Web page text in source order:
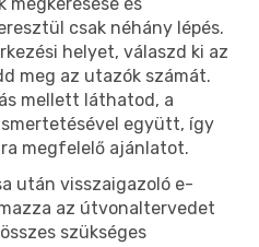
csak néhány lépés.
helyet, válaszd ki az
meg az utazók számát.
mellett láthatod, a
együtt, így
megfelelő ajánlatot.
után visszaigazoló e-
az útvonaltervedet
szükséges